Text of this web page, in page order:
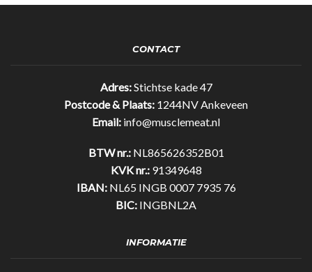
CONTACT
Adres:Stichtse kade 47
Postcode & Plaats: 1244NV Ankeveen
Email: info@musclemeat.nl
BTW nr.:NL865626352B01
KVK nr.:91349648
IBAN:NL65 INGB 0007 7935 76
BIC: INGBNL2A
INFORMATIE